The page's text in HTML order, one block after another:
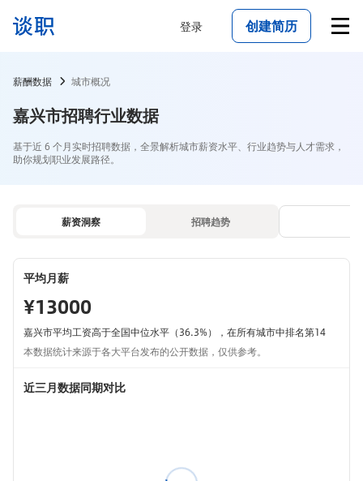
登录 创建简历
薪酬数据 城市概况
嘉兴市招聘行业数据
基于近 6 个月实时招聘数据，全景解析城市薪资水平、行业趋势与人才需求，
助你规划职业发展路径。
薪资洞察 招聘趋势
平均月薪
¥13000
嘉兴市平均工资高于全国中位水平（36.3%），在所有城市中排名第14
本数据统计来源于各大平台发布的公开数据，仅供参考。
近三月数据同期对比